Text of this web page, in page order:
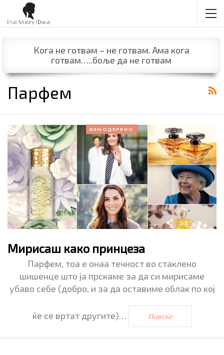
Кога не готвам – не готвам. Ама кога
готвам…..боље да не готвам
Парфем
ИЗМОДЕРЕНО
Мирисаш како принцеза
Парфем, тоа е онаа течност во стаклено
шишенце што ја прскаме за да си мирисаме
убаво себе (добро, и за да оставиме облак по кој
ќе се вртат другите)… Повеќе